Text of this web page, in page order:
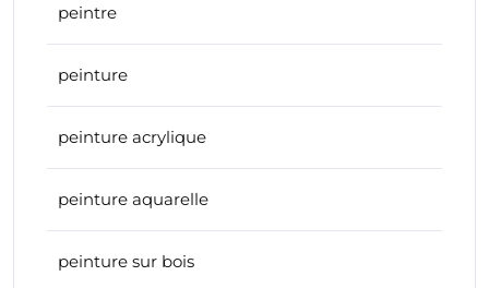
peintre
peinture
peinture acrylique
peinture aquarelle
peinture sur bois